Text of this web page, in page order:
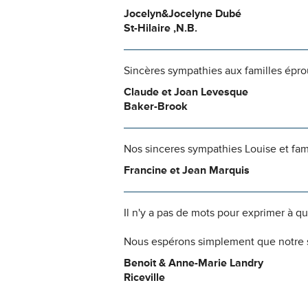
Jocelyn&Jocelyne Dubé
St-Hilaire ,N.B.
Sincères sympathies aux familles
Claude et Joan Levesque
Baker-Brook
Nos sinceres sympathies Louise et
Francine et Jean Marquis
Il n'y a pas de mots pour exprimer à
Nous espérons simplement que
Benoit & Anne-Marie Landry
Riceville